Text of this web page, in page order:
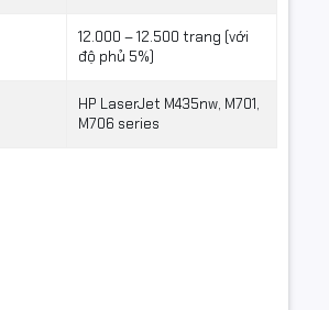
12.000 – 12.500 trang (với
độ phủ 5%)
HP LaserJet M435nw, M701,
M706 series